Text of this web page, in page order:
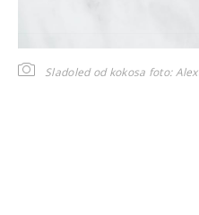
Sladoled od kokosa foto: